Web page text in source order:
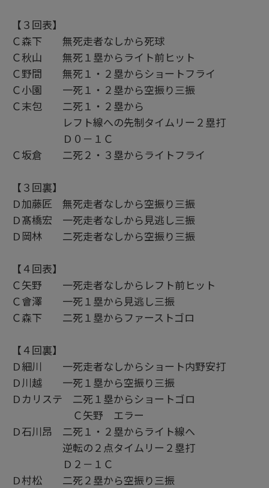
【３回表】
Ｃ森下 無死走者なしから死球
Ｃ秋山 無死１塁からライト前ヒット
Ｃ野間 無死１・２塁からショートフライ
Ｃ小園 一死１・２塁から空振り三振
Ｃ末包 二死１・２塁から
レフト線への先制タイムリー２塁打
Ｄ０－１Ｃ
Ｃ坂倉 二死２・３塁からライトフライ
【３回裏】
Ｄ加藤匠 無死走者なしから空振り三振
Ｄ髙橋宏 一死走者なしから見逃し三振
Ｄ岡林 二死走者なしから空振り三振
【４回表】
Ｃ矢野 一死走者なしからレフト前ヒット
Ｃ會澤 一死１塁から見逃し三振
Ｃ森下 二死１塁からファーストゴロ
【４回裏】
Ｄ細川 一死走者なしからショート内野安打
Ｄ川越 一死１塁から空振り三振
Ｄカリステ 二死１塁からショートゴロ
Ｃ矢野 エラー
Ｄ石川昂 二死１・２塁からライト線へ
逆転の２点タイムリー２塁打
Ｄ２－１Ｃ
Ｄ村松 二死２塁から空振り三振